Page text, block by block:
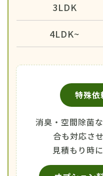
3LDK
4LDK~
特殊依
消臭・空間除菌
合も対応さ
見積もり時